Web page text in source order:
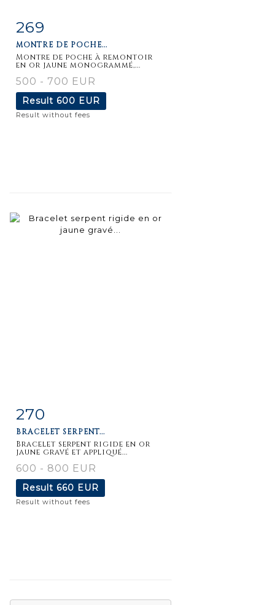
Item detail
269
MONTRE DE POCHE...
Montre de poche à remontoir
en or jaune monogrammé,...
500 - 700 EUR
Result 600 EUR
Result without fees
Item detail
270
BRACELET SERPENT...
Bracelet serpent rigide en or
jaune gravé et appliqué...
600 - 800 EUR
Result 660 EUR
Result without fees